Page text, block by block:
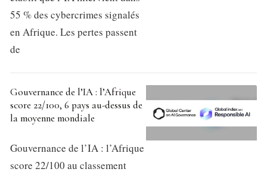
55 % des cybercrimes signalés
en Afrique. Les pertes passent
de
Gouvernance de l’IA : l’Afrique
score 22/100, 6 pays au-dessus de
la moyenne mondiale
Gouvernance de l’IA : l’Afrique
score 22/100 au classement